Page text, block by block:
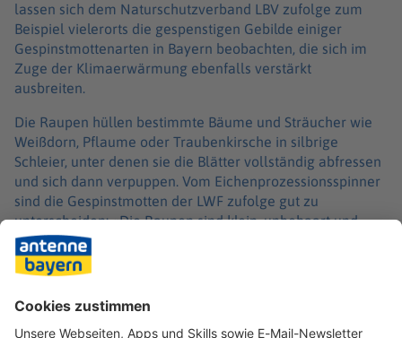
lassen sich dem Naturschutzverband LBV zufolge zum
Beispiel vielerorts die gespenstigen Gebilde einiger
Gespinstmottenarten in Bayern beobachten, die sich im
Zuge der Klimaerwärmung ebenfalls verstärkt
ausbreiten.
Die Raupen hüllen bestimmte Bäume und Sträucher wie
Weißdorn, Pflaume oder Traubenkirsche in silbrige
Schleier, unter denen sie die Blätter vollständig abfressen
und sich dann verpuppen. Vom Eichenprozessionsspinner
sind die Gespinstmotten der LWF zufolge gut zu
unterscheiden: «Die Raupen sind klein, unbehaart und
harmlos.» Der Eichenprozessionsspinner befällt - wie der
Name schon sagt - zudem ausschließlich Eichen.